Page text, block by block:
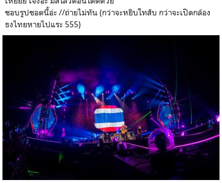
ชอบรูปชอตนี้อ่ะ //ถ่ายไม่ทัน (กว่าจะหยิบโทสับ กว่าจะเปิดกล้อง
ธงไทยหายไปแระ 555)